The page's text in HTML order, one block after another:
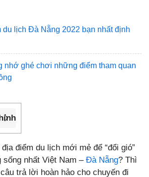
du lịch Đà Nẵng 2022 bạn nhất định
nhớ ghé chơi những điểm tham quan
điểm du lịch mới mẻ để “đổi gió”
sống nhất Việt Nam – Đà Nẵng? Thì
trả lời hoàn hảo cho chuyến đi